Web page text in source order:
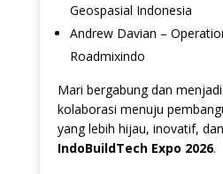
Geospasial Indonesia
Andrew Davian –
Roadmixindo
Mari bergabung dan
kolaborasi menuju
yang lebih hijau, inovatif,
IndoBuildTech Expo 2026.